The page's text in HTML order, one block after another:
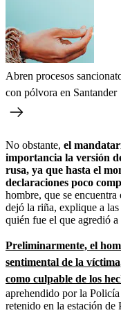
Abren procesos
con pólvora en Santander
No obstante, el
importancia la versión
rusa, ya que hasta el
declaraciones poco
hombre, que se
dejó la riña, explique a
quién fue el que agredió
Preliminarmente, el
sentimental de la
como culpable de los
aprehendido por la
retenido en la estación de